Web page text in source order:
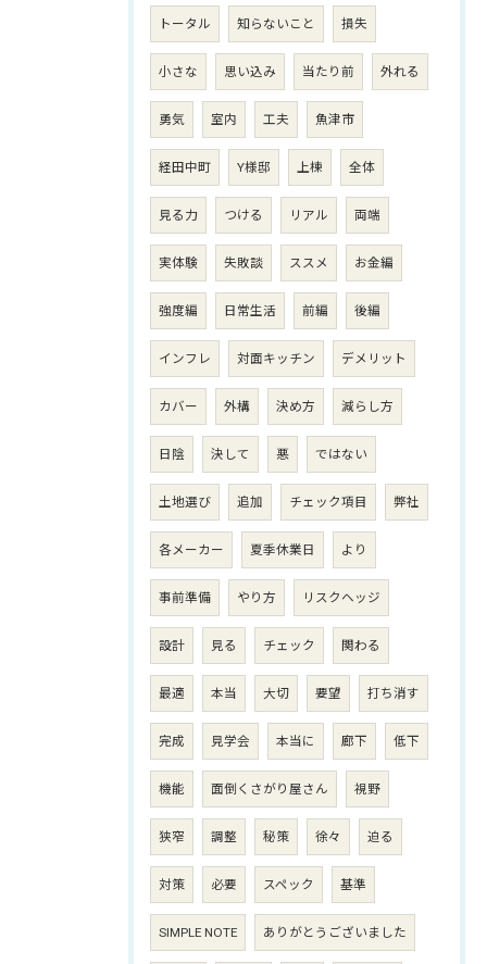
トータル 知らないこと 損失
小さな 思い込み 当たり前 外れる
勇気 室内 工夫 魚津市
経田中町 Y様邸 上棟 全体
見る力 つける リアル 両端
実体験 失敗談 ススメ お金編
強度編 日常生活 前編 後編
インフレ 対面キッチン デメリット
カバー 外構 決め方 減らし方
日陰 決して 悪 ではない
土地選び 追加 チェック項目 弊社
各メーカー 夏季休業日 より
事前準備 やり方 リスクヘッジ
設計 見る チェック 関わる
最適 本当 大切 要望 打ち消す
完成 見学会 本当に 廊下 低下
機能 面倒くさがり屋さん 視野
狭窄 調整 秘策 徐々 迫る
対策 必要 スペック 基準
SIMPLE NOTE ありがとうございました